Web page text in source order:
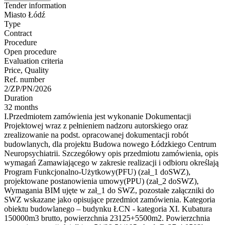
Tender information
Miasto Łódź
Type
Contract
Procedure
Open procedure
Evaluation criteria
Price, Quality
Ref. number
2/ZP/PN/2026
Duration
32 months
I.Przedmiotem zamówienia jest wykonanie Dokumentacji
Projektowej wraz z pełnieniem nadzoru autorskiego oraz
zrealizowanie na podst. opracowanej dokumentacji robót
budowlanych, dla projektu Budowa nowego Łódzkiego Centrum
Neuropsychiatrii. Szczegółowy opis przedmiotu zamówienia, opis
wymagań Zamawiającego w zakresie realizacji i odbioru określają
Program Funkcjonalno-Użytkowy(PFU) (zał_1 doSWZ),
projektowane postanowienia umowy(PPU) (zał_2 doSWZ),
Wymagania BIM ujęte w zał_1 do SWZ, pozostałe załączniki do
SWZ wskazane jako opisujące przedmiot zamówienia. Kategoria
obiektu budowlanego – budynku ŁCN - kategoria XI. Kubatura
150000m3 brutto, powierzchnia 23125+5500m2. Powierzchnia